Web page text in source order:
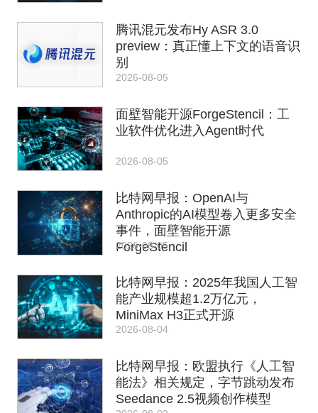
腾讯混元发布Hy ASR 3.0
preview：真正懂上下文的语音识
别
2026-08-05
面壁智能开源ForgeStencil：工
业软件优化进入Agent时代
2026-08-05
比特网早报：OpenAI与
Anthropic的AI模型卷入更多安全
事件，面壁智能开源
ForgeStencil
2026-08-05
比特网早报：2025年我国人工智
能产业规模超1.2万亿元，
MiniMax H3正式开源
2026-08-04
比特网早报：欧盟执行《人工智
能法》相关规定，字节跳动发布
Seedance 2.5视频创作模型